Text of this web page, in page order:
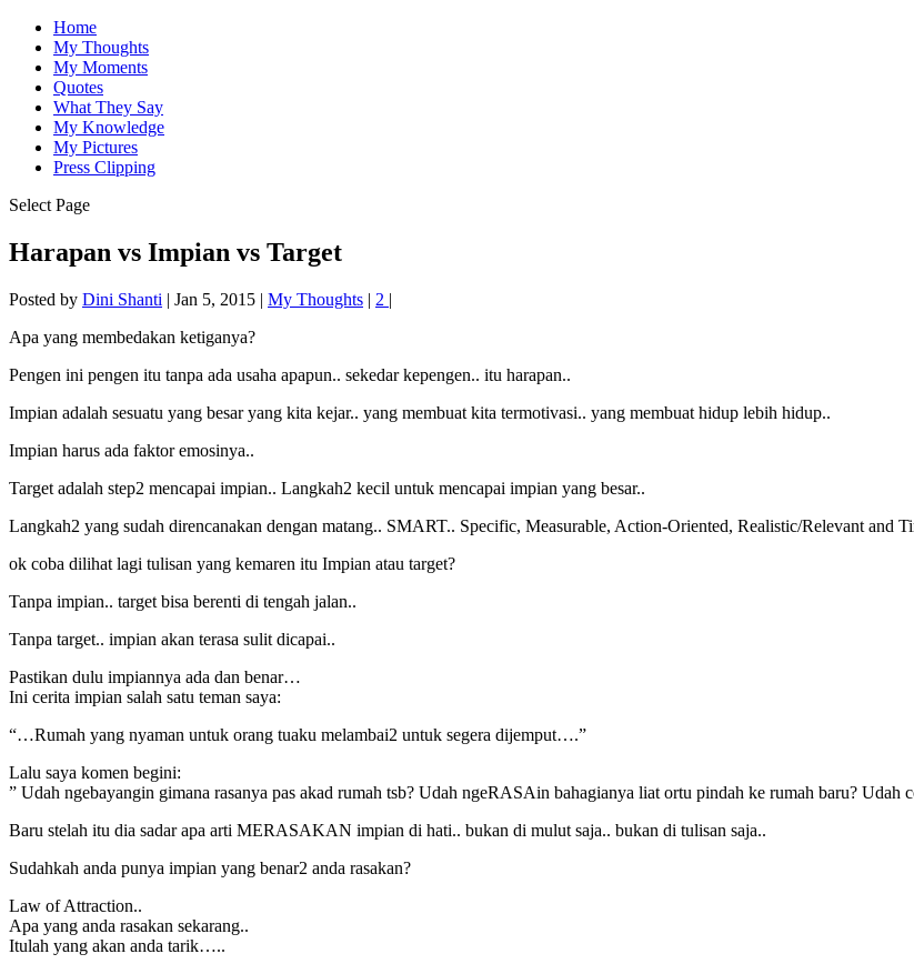
Home
My Thoughts
My Moments
Quotes
What They Say
My Knowledge
My Pictures
Press Clipping
Select Page
Harapan vs Impian vs Target
Posted by Dini Shanti | Jan 5, 2015 | My Thoughts | 2 |
Apa yang membedakan ketiganya?
Pengen ini pengen itu tanpa ada usaha apapun.. sekedar kepengen.. itu harapan..
Impian adalah sesuatu yang besar yang kita kejar.. yang membuat kita termotivasi.. yang membuat hidup lebih hidup..
Impian harus ada faktor emosinya..
Target adalah step2 mencapai impian.. Langkah2 kecil untuk mencapai impian yang besar..
Langkah2 yang sudah direncanakan dengan matang.. SMART.. Specific, Measurable, Action-Oriented, Realistic/Relevant and
ok coba dilihat lagi tulisan yang kemaren itu Impian atau target?
Tanpa impian.. target bisa berenti di tengah jalan..
Tanpa target.. impian akan terasa sulit dicapai..
Pastikan dulu impiannya ada dan benar…
Ini cerita impian salah satu teman saya:
“…Rumah yang nyaman untuk orang tuaku melambai2 untuk segera dijemput….”
Lalu saya komen begini:
” Udah ngebayangin gimana rasanya pas akad rumah tsb? Udah ngeRASAin bahagianya liat ortu pindah ke rumah baru? Udah
Baru stelah itu dia sadar apa arti MERASAKAN impian di hati.. bukan di mulut saja.. bukan di tulisan saja..
Sudahkah anda punya impian yang benar2 anda rasakan?
Law of Attraction..
Apa yang anda rasakan sekarang..
Itulah yang akan anda tarik…..